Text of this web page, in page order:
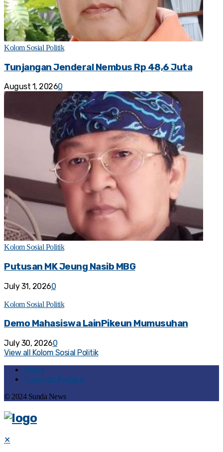
Kolom Sosial Politik
Tunjangan Jenderal Nembus Rp 48,6 Juta
August 1, 20260
Kolom Sosial Politik
Putusan MK Jeung Nasib MBG
July 31, 20260
Kolom Sosial Politik
Demo Mahasiswa LainPikeun Mumusuhan
July 30, 20260
View all Kolom Sosial Politik
Home
Susunan Redaksi
© 2024 Sunda News
✕